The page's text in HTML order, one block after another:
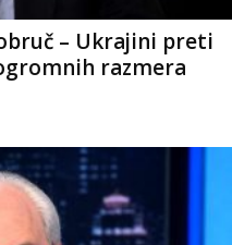
– Ukrajini preti
razmera